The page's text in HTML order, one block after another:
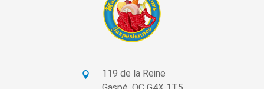
119 de la Reine